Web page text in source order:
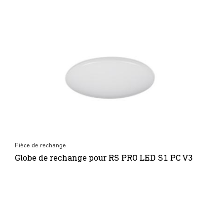
Pièce de rechange
Globe de rechange pour RS PRO LED S1 PC V3